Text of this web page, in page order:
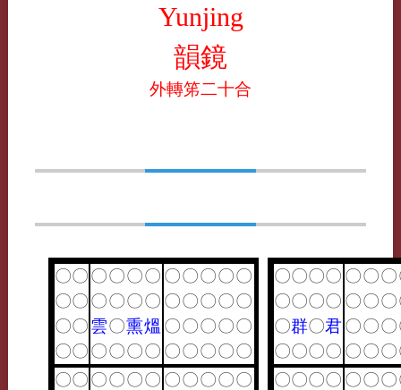
Yunjing
韻鏡
外轉笫二十合
〇〇〇〇〇〇 〇〇〇〇〇
〇〇〇〇〇〇 〇〇〇〇〇
〇〇雲〇熏熅 〇〇〇〇〇
〇〇〇〇〇〇 〇〇〇〇〇
〇〇〇〇〇〇 〇〇〇〇〇
〇〇〇〇 〇〇〇
〇〇〇〇 〇〇〇
〇群〇君 〇〇〇
〇〇〇〇 〇〇〇
〇〇〇〇 〇〇〇